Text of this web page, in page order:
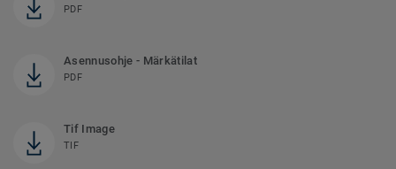
PDF
Asennusohje - Märkätilat
PDF
Tif Image
TIF